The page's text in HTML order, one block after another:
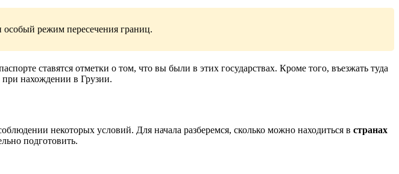
режим пересечения границ.
ставятся отметки о том, что вы были в этих государствах. Кроме того, въезжать туда
нахождении в Грузии.
некоторых условий. Для начала разберемся, сколько можно находиться в странах
подготовить.